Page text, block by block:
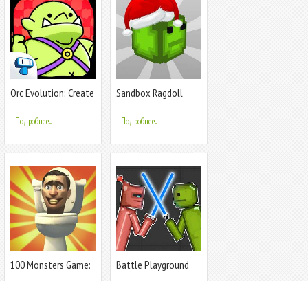
Orc Evolution: Create
Подробнее...
Sandbox Ragdoll
Подробнее...
100 Monsters Game:
Battle Playground